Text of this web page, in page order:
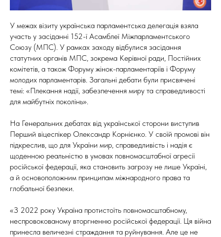
У межах візиту українська парламентська делегація взяла
участь у засіданні 152-ї Асамблеї Міжпарламентського
Союзу (МПС). У рамках заходу відбулися засідання
статутних органів МПС, зокрема Керівної ради, Постійних
комітетів, а також Форуму жінок-парламентаріїв і Форуму
молодих парламентарів. Загальні дебати були присвячені
темі: «Плекання надії, забезпечення миру та справедливості
для майбутніх поколінь».
На Генеральних дебатах від української сторони виступив
Перший віцеспікер Олександр Корнієнко. У своїй промові він
підкреслив, що для України мир, справедливість і надія є
щоденною реальністю в умовах повномасштабної агресії
російської федерації, яка становить загрозу не лише Україні,
а й основоположним принципам міжнародного права та
глобальної безпеки.
«З 2022 року Україна протистоїть повномасштабному,
неспровокованому вторгненню російської федерації. Ця війна
принесла величезні страждання та руйнування. Але це не